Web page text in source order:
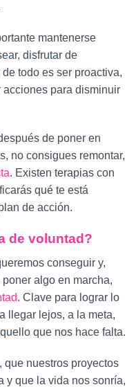
mantenerse
disfrutar de
todo es ser proactiva,
para disminuir
de poner en
no consigues remontar,
. Existen terapias con
qué te está
de acción.
de voluntad?
conseguir y,
algo en marcha,
. Clave para lograr lo
llegar lejos, a la meta,
que nos hace falta.
que nuestros proyectos
y que la vida nos sonría,